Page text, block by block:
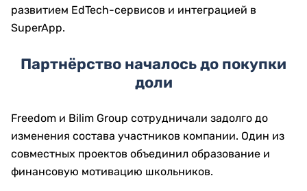
развитием EdTech-сервисов и интеграцией в
SuperApp.
Партнёрство началось до покупки
доли
Freedom и Bilim Group сотрудничали задолго до
изменения состава участников компании. Один из
совместных проектов объединил образование и
финансовую мотивацию школьников.